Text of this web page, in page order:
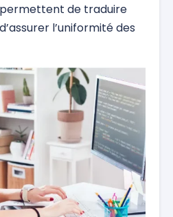
permettent de traduire
l’uniformité des